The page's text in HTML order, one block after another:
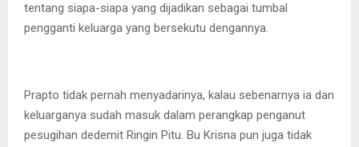
tentang siapa-siapa yang dijadikan sebagai tumbal
pengganti keluarga yang bersekutu dengannya.
Prapto tidak pernah menyadarinya, kalau sebenarnya ia dan
keluarganya sudah masuk dalam perangkap penganut
pesugihan dedemit Ringin Pitu. Bu Krisna pun juga tidak